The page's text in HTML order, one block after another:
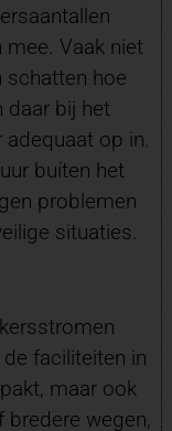
Vaak niet
schatten hoe
daar bij het
adequaat op in.
buíten het
problemen
situaties.
faciliteiten in
maar ook
bredere wegen,